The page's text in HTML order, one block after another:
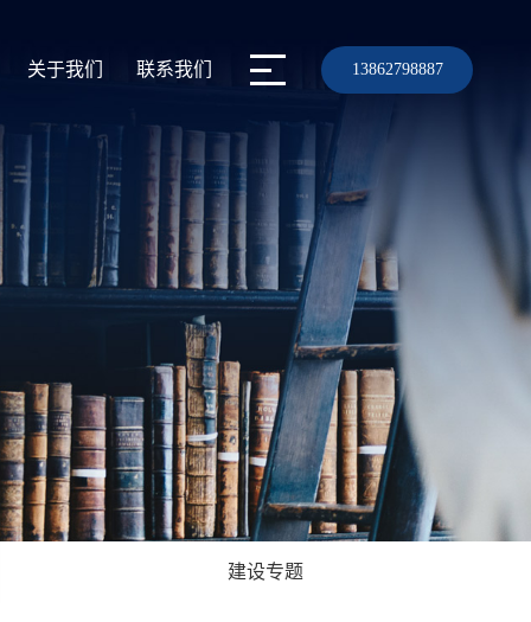
关于我们 联系我们 13862798887
建设专题